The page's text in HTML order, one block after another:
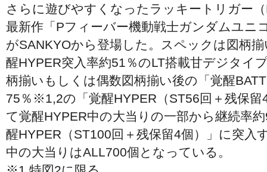
さらに遊びやすくなったラッキートリガー
最新作「Pフィーバー機動戦士ガンダムユニ
がSANKYOから登場した。スペックは図柄
醒HYPER突入率約51％のLT搭載甘デジタイ
柄揃いもしくは偶数図柄揃い後の「覚醒
75％※1,2の「覚醒HYPER（ST56回＋残保留
て覚醒HYPER中の大当りの一部から継続率
醒HYPER（ST100回＋残保留4個）」に突入
中の大当りはALL700個となっている。